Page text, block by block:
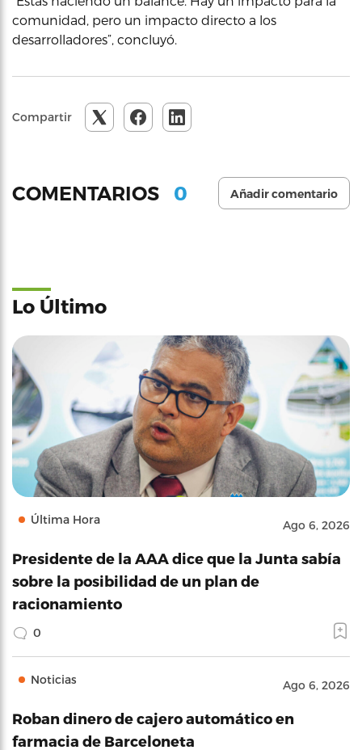
comunidad, pero un impacto directo a los
desarrolladores”, concluyó.
Compartir
COMENTARIOS 0 Añadir comentario
Lo Último
Última Hora Ago 6, 2026
Presidente de la AAA dice que la Junta sabía
sobre la posibilidad de un plan de
racionamiento
0
Noticias Ago 6, 2026
Roban dinero de cajero automático en
farmacia de Barceloneta